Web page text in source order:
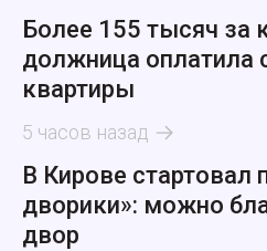
Более 155 тысяч за
должница оплатила
квартиры
5 часов назад
В Кирове стартовал
дворики»: можно
двор